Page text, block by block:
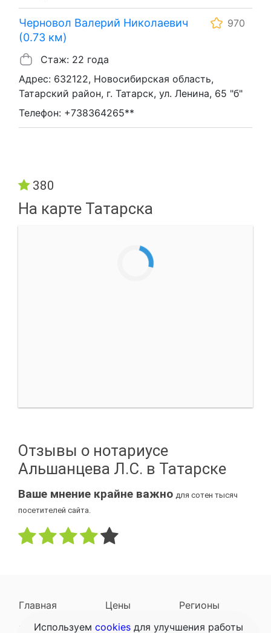
Черновол Валерий Николаевич
(0.73 км)
970
Стаж: 22 года
Адрес: 632122, Новосибирская область,
Татарский район, г. Татарск, ул. Ленина, 65 "б"
Телефон: +738364265**
380
На карте Татарска
Отзывы о нотариусе
Альшанцева Л.С. в Татарске
Ваше мнение крайне важно для сотен тысяч
посетителей сайта.
Главная Цены
Регионы
Наследодатели
Задать вопрос
Используем cookies для улучшения работы